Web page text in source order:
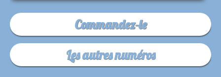
Commandez-le
Les autres numéros